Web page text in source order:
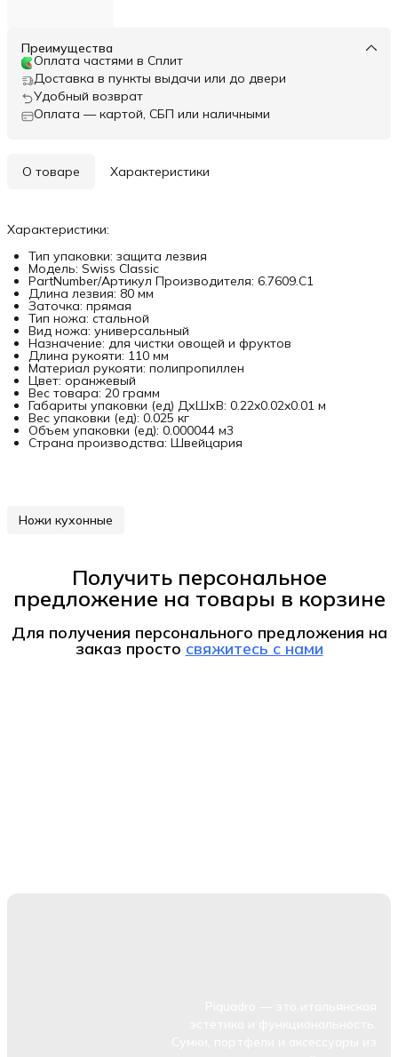
Преимущества
Оплата частями в Сплит
Доставка в пункты выдачи или до двери
Удобный возврат
Оплата — картой, СБП или наличными
О товаре Характеристики
Характеристики:
Тип упаковки: защита лезвия
Модель: Swiss Classic
PartNumber/Артикул Производителя: 6.7609.C1
Длина лезвия: 80 мм
Заточка: прямая
Тип ножа: стальной
Вид ножа: универсальный
Назначение: для чистки овощей и фруктов
Длина рукояти: 110 мм
Материал рукояти: полипропиллен
Цвет: оранжевый
Вес товара: 20 грамм
Габариты упаковки (ед) ДхШхВ: 0.22x0.02x0.01 м
Вес упаковки (ед): 0.025 кг
Объем упаковки (ед): 0.000044 м3
Страна производства: Швейцария
Ножи кухонные
Получить персональное
предложение на товары в корзине
Для получения персонального предложения на
заказ просто свяжитесь с нами